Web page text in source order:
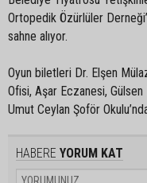
Ortopedik Özürlüler
sahne alıyor.
Oyun biletleri Dr. Elşen
Ofisi, Aşar Eczanesi,
Umut Ceylan Şoför
HABERE YORUM KAT